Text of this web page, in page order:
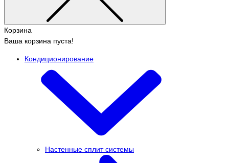
Корзина
Ваша корзина пуста!
Кондиционирование
Настенные сплит системы